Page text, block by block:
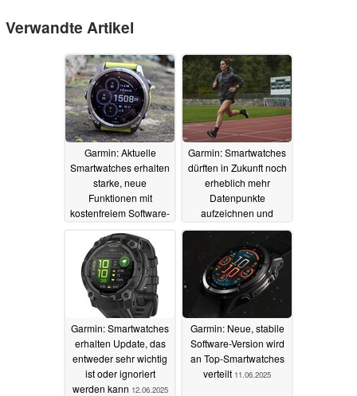
Verwandte Artikel
Garmin: Aktuelle
Smartwatches erhalten
starke, neue
Funktionen mit
kostenfreiem Software-
Garmin: Smartwatches
dürften in Zukunft noch
erheblich mehr
Datenpunkte
aufzeichnen und
„präzisere“ Werte
13.06.2025
Garmin: Smartwatches
erhalten Update, das
entweder sehr wichtig
ist oder ignoriert
werden kann 12.06.2025
Garmin: Neue, stabile
Software-Version wird
an Top-Smartwatches
verteilt 11.06.2025